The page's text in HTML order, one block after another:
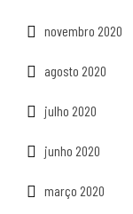
novembro 2020
agosto 2020
julho 2020
junho 2020
março 2020